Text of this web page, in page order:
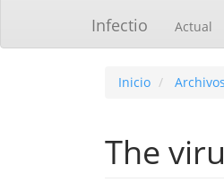
Infectio Actual
Inicio Archivos
The